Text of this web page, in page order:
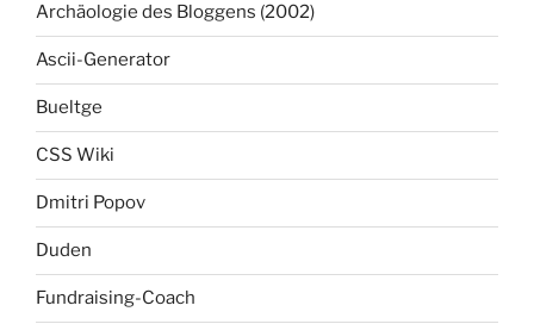
Archäologie des Bloggens (2002)
Ascii-Generator
Bueltge
CSS Wiki
Dmitri Popov
Duden
Fundraising-Coach